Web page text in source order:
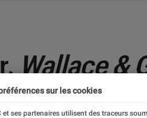
Wallace &
sur les cookies
et ses partenaires utilisent des traceurs